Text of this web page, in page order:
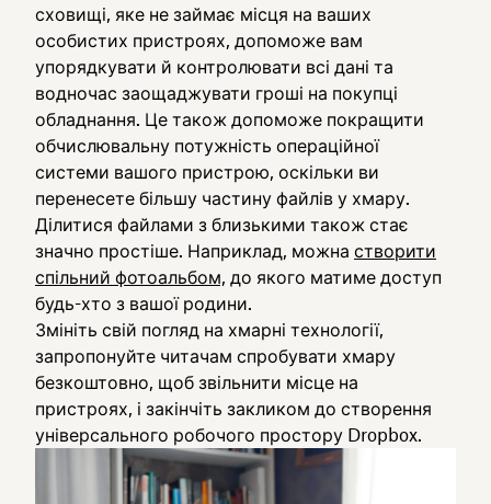
сховищі, яке не займає місця на ваших
особистих пристроях, допоможе вам
упорядкувати й контролювати всі дані та
водночас заощаджувати гроші на покупці
обладнання. Це також допоможе покращити
обчислювальну потужність операційної
системи вашого пристрою, оскільки ви
перенесете більшу частину файлів у хмару.
Ділитися файлами з близькими також стає
значно простіше. Наприклад, можна створити
спільний фотоальбом, до якого матиме доступ
будь-хто з вашої родини.
Змініть свій погляд на хмарні технології,
запропонуйте читачам спробувати хмару
безкоштовно, щоб звільнити місце на
пристроях, і закінчіть закликом до створення
універсального робочого простору Dropbox.